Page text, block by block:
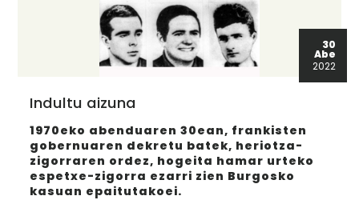
30
Abe
2022
Indultu aizuna
1970eko abenduaren 30ean, frankisten
gobernuaren dekretu batek, heriotza-
zigorraren ordez, hogeita hamar urteko
espetxe-zigorra ezarri zien Burgosko
kasuan epaitutakoei.